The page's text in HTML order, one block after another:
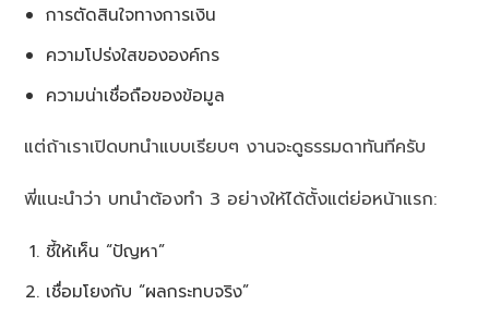
การตัดสินใจทางการเงิน
ความโปร่งใสขององค์กร
ความน่าเชื่อถือของข้อมูล
แต่ถ้าเราเปิดบทนำแบบเรียบๆ งานจะดูธรรมดาทันทีครับ
พี่แนะนำว่า บทนำต้องทำ 3 อย่างให้ได้ตั้งแต่ย่อหน้าแรก:
ชี้ให้เห็น “ปัญหา”
เชื่อมโยงกับ “ผลกระทบจริง”